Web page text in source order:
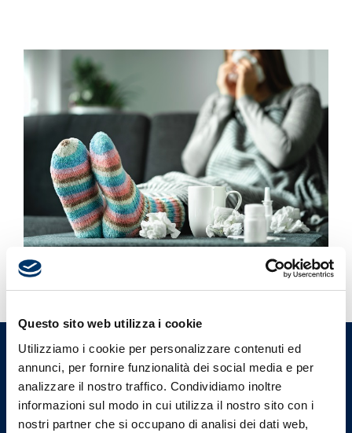
Questo sito web utilizza i cookie
Utilizziamo i cookie per personalizzare contenuti ed
annunci, per fornire funzionalità dei social media e per
analizzare il nostro traffico. Condividiamo inoltre
informazioni sul modo in cui utilizza il nostro sito con i
nostri partner che si occupano di analisi dei dati web,
Ordine Provinciale dei Medici
Chirurghi e degli Odontoiatri
di Varese